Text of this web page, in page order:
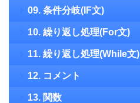
09. 条件分岐(IF文)
10. 繰り返し処理(For文)
11. 繰り返し処理(While文)
12. コメント
13. 関数